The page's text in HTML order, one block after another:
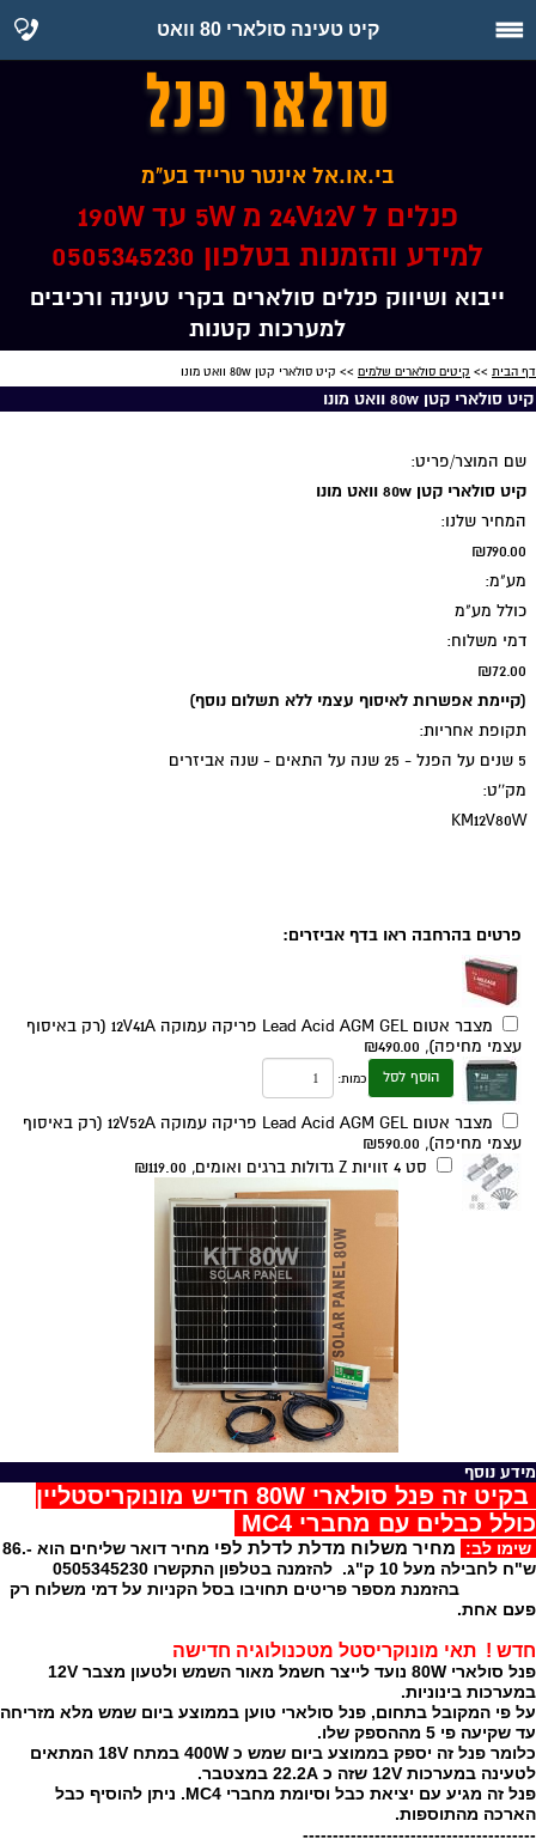
קיט טעינה סולארי 80 וואט
סולאר פנל
ייבוא ושיווק פנלים סולארים בקרי טעינה ורכיבים
למערכות קטנות
בי.או.אל אינטר טרייד בע"מ
פנלים ל 24V12V מ 5W עד 190W
למידע והזמנות בטלפון 0505345230
דף הבית >> קיטים סולארים שלמים >> קיט סולארי קטן 80w וואט מונו
קיט סולארי קטן 80w וואט מונו
שם המוצר/פריט:
קיט סולארי קטן 80w וואט מונו
המחיר שלנו:
₪790.00
מע"מ:
כולל מע"מ
דמי משלוח:
₪72.00
(קיימת אפשרות לאיסוף עצמי ללא תשלום נוסף)
תקופת אחריות:
5 שנים על הפנל - 25 שנה על התאים - שנה אביזרים
מק''ט:
KM12V80W
פרטים בהרחבה ראו בדף אביזרים:
מצבר אטום Lead Acid AGM GEL פריקה עמוקה 12V41A (רק באיסוף
עצמי מחיפה), ₪490.00
מצבר אטום Lead Acid AGM GEL פריקה עמוקה 12V52A (רק באיסוף
עצמי מחיפה), ₪590.00
סט 4 זוויות Z גדולות ברגים ואומים,
₪119.00
הוסף לסל כמות:
מידע נוסף
בקיט זה פנל סולארי 80W חדיש מונוקריסטליין
כולל כבלים עם מחברי MC4
שימו לב: מחיר משלוח מדלת לדלת לפי
מחיר דואר שליחים הוא -.86
ש"ח לחבילה מעל 10 ק"ג. להזמנה בטלפון התקשרו 0505345230
בהזמנת מספר פריטים תחויבו בסל הקניות על דמי משלוח רק
פעם אחת.
חדש ! תאי מונוקריסטל מטכנולוגיה חדישה
פנל סולארי 80W נועד לייצר חשמל מאור השמש ולטעון מצבר 12V
במערכות בינוניות.
על פי המקובל בתחום, פנל סולארי טוען בממוצע ביום שמש מלא מזריחה
עד שקיעה פי 5 מההספק שלו.
כלומר פנל זה יספק בממוצע ביום שמש כ 400W במתח 18V המתאים
לטעינה במערכות 12V שזה כ 22.2A במצטבר.
פנל זה מגיע עם יציאת כבל וסיומת מחברי MC4. ניתן להוסיף כבל
הארכה מהתוספות.
---------------------------------------